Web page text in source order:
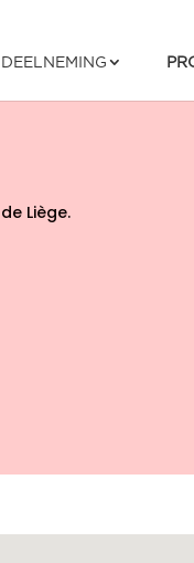
DEELNEMING
Liège.